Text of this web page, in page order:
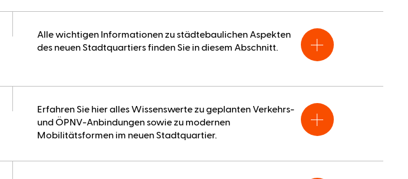
Alle wichtigen Informationen zu städtebaulichen Aspekten
des neuen Stadtquartiers finden Sie in diesem Abschnitt.
Erfahren Sie hier alles Wissenswerte zu geplanten Verkehrs-
und ÖPNV-Anbindungen sowie zu modernen
Mobilitätsformen im neuen Stadtquartier.